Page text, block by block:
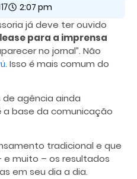
2:07 pm
já deve ter ouvido
para a imprensa
no jornal”. Não
. Isso é mais comum do
agência ainda
a base da comunicação
tradicional e que
muito – os resultados
em seu dia a dia.